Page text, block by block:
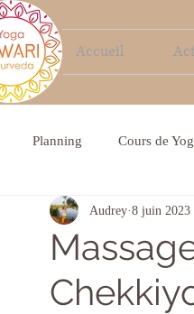
Accueil
Planning Cours de
Audrey 8 juin 2023